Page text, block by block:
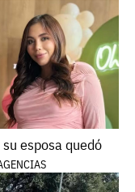
esposa quedó